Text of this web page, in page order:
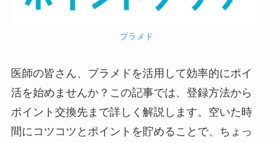
プラメド
医師の皆さん、プラメドを活用して効率的にポイ
活を始めませんか？この記事では、登録方法から
ポイント交換先まで詳しく解説します。空いた時
間にコツコツとポイントを貯めることで、ちょっ